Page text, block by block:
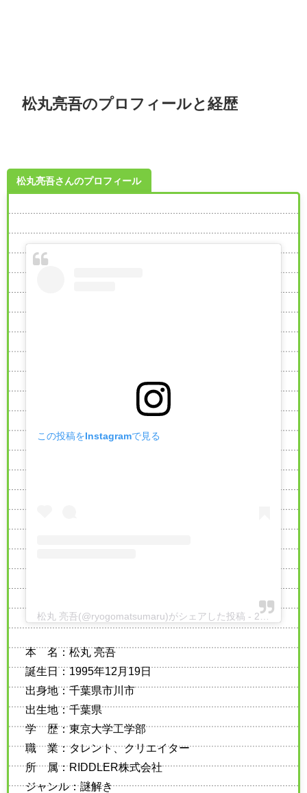
松丸亮吾のプロフィールと経歴
松丸亮吾さんのプロフィール
この投稿をInstagramで見る
松丸 亮吾(@ryogomatsumaru)がシェアした投稿 - 2020年 5月月11日午前4時46分PDT
本 名：松丸 亮吾
誕生日：1995年12月19日
出身地：千葉県市川市
出生地：千葉県
学 歴：東京大学工学部
職 業：タレント、クリエイター
所 属：RIDDLER株式会社
ジャンル：謎解き